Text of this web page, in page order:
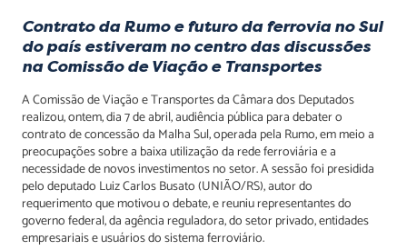
Contrato da Rumo e futuro da ferrovia no Sul
do país estiveram no centro das discussões
na Comissão de Viação e Transportes
A Comissão de Viação e Transportes da Câmara dos Deputados
realizou, ontem, dia 7 de abril, audiência pública para debater o
contrato de concessão da Malha Sul, operada pela Rumo, em meio a
preocupações sobre a baixa utilização da rede ferroviária e a
necessidade de novos investimentos no setor. A sessão foi presidida
pelo deputado Luiz Carlos Busato (UNIÃO/RS), autor do
requerimento que motivou o debate, e reuniu representantes do
governo federal, da agência reguladora, do setor privado, entidades
empresariais e usuários do sistema ferroviário.